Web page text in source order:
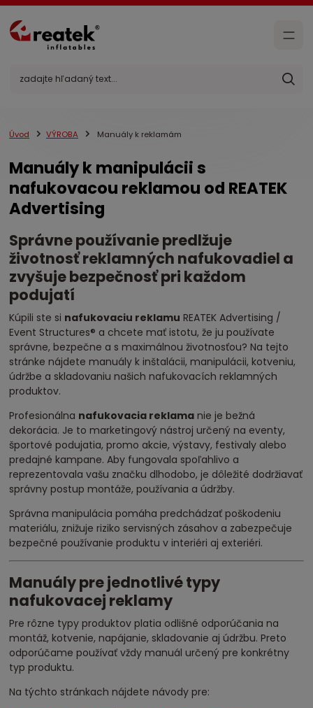
Úvod VÝROBA Manuály k reklamám
Manuály k manipulácii s
nafukovacou reklamou od REATEK
Advertising
Správne používanie predlžuje
životnosť reklamných nafukovadiel a
zvyšuje bezpečnosť pri každom
podujatí
Kúpili ste si nafukovaciu reklamu REATEK Advertising /
Event Structures® a chcete mať istotu, že ju používate
správne, bezpečne a s maximálnou životnosťou? Na tejto
stránke nájdete manuály k inštalácii, manipulácii, kotveniu,
údržbe a skladovaniu našich nafukovacích reklamných
produktov.
Profesionálna nafukovacia reklama nie je bežná
dekorácia. Je to marketingový nástroj určený na eventy,
športové podujatia, promo akcie, výstavy, festivaly alebo
predajné kampane. Aby fungovala spoľahlivo a
reprezentovala vašu značku dlhodobo, je dôležité dodržiavať
správny postup montáže, používania a údržby.
Správna manipulácia pomáha predchádzať poškodeniu
materiálu, znižuje riziko servisných zásahov a zabezpečuje
bezpečné používanie produktu v interiéri aj exteriéri.
Manuály pre jednotlivé typy
nafukovacej reklamy
Pre rôzne typy produktov platia odlišné odporúčania na
montáž, kotvenie, napájanie, skladovanie aj údržbu. Preto
odporúčame používať vždy manuál určený pre konkrétny
typ produktu.
Na týchto stránkach nájdete návody pre: